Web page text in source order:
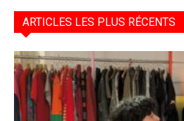
ARTICLES LES PLUS RÉCENTS